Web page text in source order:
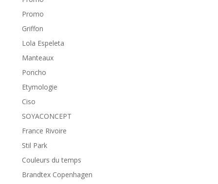
Promo
Griffon
Lola Espeleta
Manteaux
Poncho
Etymologie
Ciso
SOYACONCEPT
France Rivoire
Stil Park
Couleurs du temps
Brandtex Copenhagen